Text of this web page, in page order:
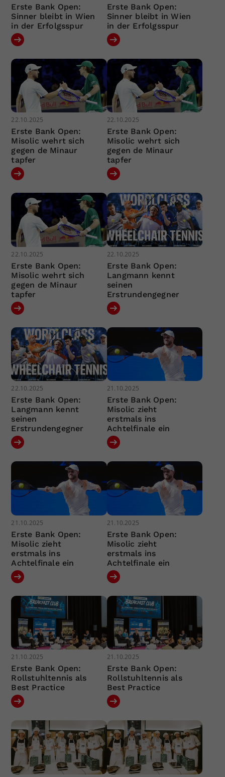
Erste Bank Open:
Sinner bleibt in Wien
in der Erfolgsspur
Erste Bank Open:
Sinner bleibt in Wien
in der Erfolgsspur
22.10.2025
Erste Bank Open:
Misolic wehrt sich
gegen de Minaur
tapfer
22.10.2025
Erste Bank Open:
Misolic wehrt sich
gegen de Minaur
tapfer
22.10.2025
Erste Bank Open:
Misolic wehrt sich
gegen de Minaur
tapfer
22.10.2025
Erste Bank Open:
Langmann kennt
seinen
Erstrundengegner
22.10.2025
Erste Bank Open:
Langmann kennt
seinen
Erstrundengegner
21.10.2025
Erste Bank Open:
Misolic zieht
erstmals ins
Achtelfinale ein
21.10.2025
Erste Bank Open:
Misolic zieht
erstmals ins
Achtelfinale ein
21.10.2025
Erste Bank Open:
Misolic zieht
erstmals ins
Achtelfinale ein
21.10.2025
Erste Bank Open:
Rollstuhltennis als
Best Practice
21.10.2025
Erste Bank Open:
Rollstuhltennis als
Best Practice